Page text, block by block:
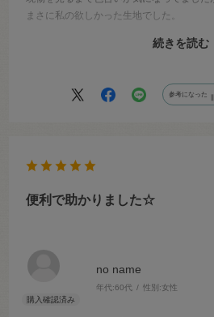
まさに私の欲しかった生地でした。
カダヤさんでいい物を選ぶことができてと
続きを読む
参考になった
no name
年代:60代 性別:女性
便利で助かりました☆